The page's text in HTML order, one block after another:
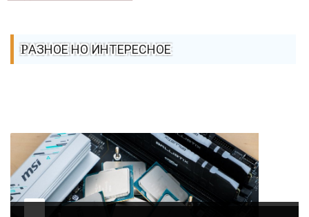
РАЗНОЕ НО ИНТЕРЕСНОЕ